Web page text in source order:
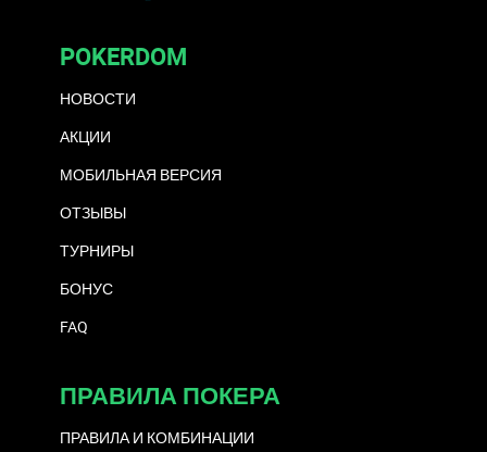
POKERDOM
НОВОСТИ
АКЦИИ
МОБИЛЬНАЯ ВЕРСИЯ
ОТЗЫВЫ
ТУРНИРЫ
БОНУС
FAQ
ПРАВИЛА ПОКЕРА
ПРАВИЛА И КОМБИНАЦИИ